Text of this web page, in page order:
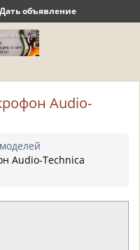
Дать объявление
Audio-
Audio-Technica